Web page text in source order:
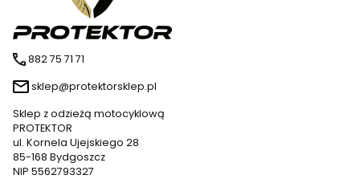
882 75 71 71
sklep@protektorsklep.pl
Sklep z odzieżą motocyklową
PROTEKTOR
ul. Kornela Ujejskiego 28
85-168 Bydgoszcz
NIP 5562793327